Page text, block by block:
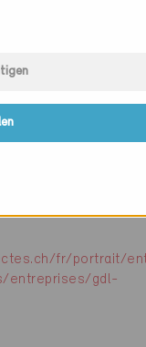
fr/portrait/
entreprises/gdl-